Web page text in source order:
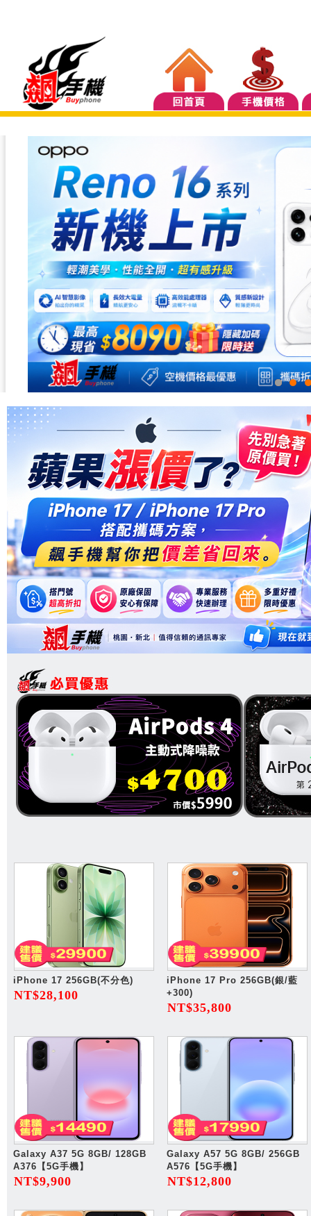
iPhone 17 256GB(不分色)
NT$28,100
iPhone 17 Pro 256GB(銀/藍
+300)
NT$35,800
Galaxy A37 5G 8GB/ 128GB
A376【5G手機】
NT$9,900
Galaxy A57 5G 8GB/ 256GB
A576【5G手機】
NT$12,800